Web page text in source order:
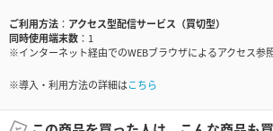
ご利用方法
アクセス型配信サービス（買切型）
同時使用端末数
1
※インターネット経由でのWEBブラウザによるアクセス参
※導入・利用方法の詳細はこちら